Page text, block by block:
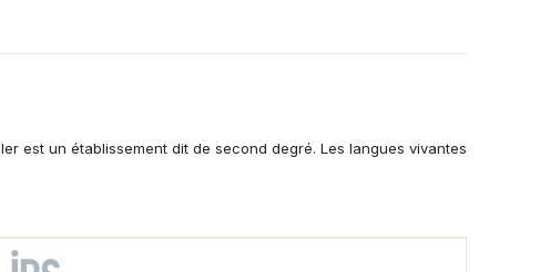
est un établissement dit de second degré. Les langues vivantes